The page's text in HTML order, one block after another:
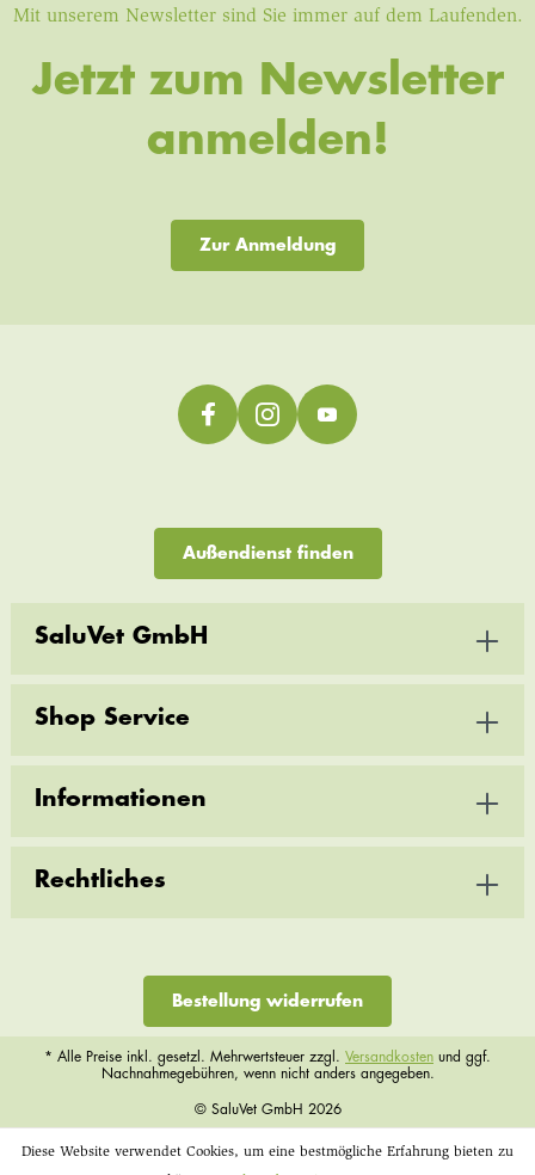
Mit unserem Newsletter sind Sie immer auf dem Laufenden.
Jetzt zum Newsletter
anmelden!
Zur Anmeldung
Außendienst finden
SaluVet GmbH
Shop Service
Informationen
Rechtliches
Bestellung widerrufen
* Alle Preise inkl. gesetzl. Mehrwertsteuer zzgl. Versandkosten und ggf.
Nachnahmegebühren, wenn nicht anders angegeben.
© SaluVet GmbH 2026
Diese Website verwendet Cookies, um eine bestmögliche Erfahrung bieten zu